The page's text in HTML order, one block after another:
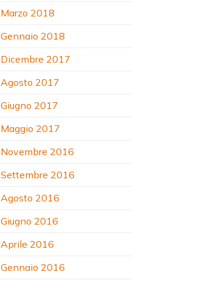
Marzo 2018
Gennaio 2018
Dicembre 2017
Agosto 2017
Giugno 2017
Maggio 2017
Novembre 2016
Settembre 2016
Agosto 2016
Giugno 2016
Aprile 2016
Gennaio 2016